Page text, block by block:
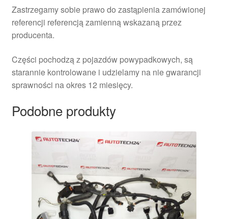
Zastrzegamy sobie prawo do zastąpienia zamówionej
referencji referencją zamienną wskazaną przez
producenta.
Części pochodzą z pojazdów powypadkowych, są
starannie kontrolowane i udzielamy na nie gwarancji
sprawności na okres 12 miesięcy.
Podobne produkty